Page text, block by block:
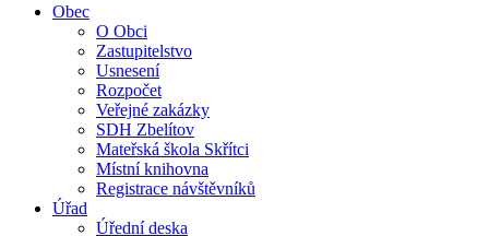
Obec
O Obci
Zastupitelstvo
Usnesení
Rozpočet
Veřejné zakázky
SDH Zbelítov
Mateřská škola Skřítci
Místní knihovna
Registrace návštěvníků
Úřad
Úřední deska